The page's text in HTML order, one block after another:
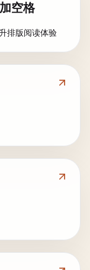
空格
排版阅读体验